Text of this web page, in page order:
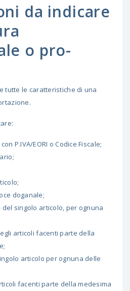
da indicare
o pro-
tutte le caratteristiche di una
P.IVA/EORI o Codice Fiscale;
doganale;
singolo articolo, per ognuna
articoli facenti parte della
articolo per ognuna delle
facenti parte della medesima